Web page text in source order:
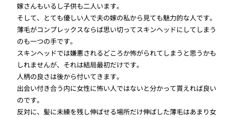
嫁さんもいるし子供も二人います。
そして、とても優しい人で夫の嫁の私から見ても魅力的な人です。
薄毛がコンプレックスならば思い切ってスキンヘッドにしてしまう
のも一つの手です。
スキンヘッドでは嫌悪されるどころか怖がられてしまうと思うかも
しれませんが、それは結局最初だけです。
人柄の良さは後から付いてきます。
出会い付き合う内に女性に怖い人ではないと分かって貰えれば良い
のです。
反対に、髪に未練を残し伸ばせる場所だけ伸ばした薄毛はあまり女